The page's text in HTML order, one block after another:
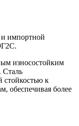
и импортной
износостойким
Сталь
стойкостью к
обеспечивая более